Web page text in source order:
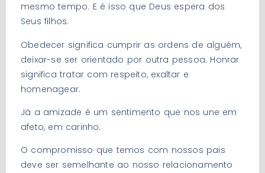
mesmo tempo. E é isso que Deus espera dos
Seus filhos.
Obedecer significa cumprir as ordens de alguém,
deixar-se ser orientado por outra pessoa. Honrar
significa tratar com respeito, exaltar e
homenagear.
Já a amizade é um sentimento que nos une em
afeto, em carinho.
O compromisso que temos com nossos pais
deve ser semelhante ao nosso relacionamento